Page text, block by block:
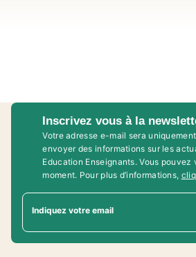
Inscrivez vous à la
Votre adresse e-mail sera
envoyer des informations sur les
Education Enseignants. Vous
moment. Pour plus d’informations,
Indiquez votre email